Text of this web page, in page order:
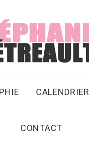
CALENDRIER
CONTACT